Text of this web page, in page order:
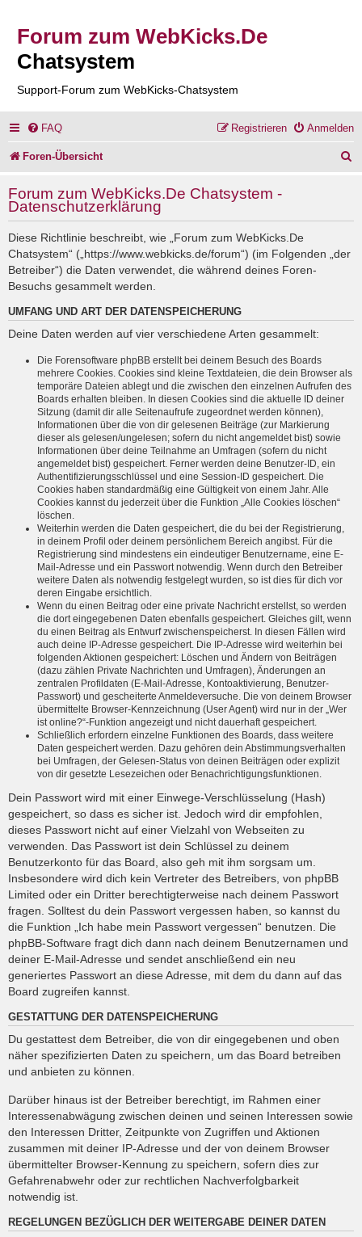
Forum zum WebKicks.De
Chatsystem
Support-Forum zum WebKicks-Chatsystem
FAQ Anmelden
Registrieren
Foren-Übersicht
Forum zum WebKicks.De Chatsystem -
Datenschutzerklärung
Diese Richtlinie beschreibt, wie „Forum zum WebKicks.De
Chatsystem“ („https://www.webkicks.de/forum“) (im Folgenden „der
Betreiber“) die Daten verwendet, die während deines Foren-
Besuchs gesammelt werden.
UMFANG UND ART DER DATENSPEICHERUNG
Deine Daten werden auf vier verschiedene Arten gesammelt:
Die Forensoftware phpBB erstellt bei deinem Besuch des Boards
mehrere Cookies. Cookies sind kleine Textdateien, die dein Browser als
temporäre Dateien ablegt und die zwischen den einzelnen Aufrufen des
Boards erhalten bleiben. In diesen Cookies sind die aktuelle ID deiner
Sitzung (damit dir alle Seitenaufrufe zugeordnet werden können),
Informationen über die von dir gelesenen Beiträge (zur Markierung
dieser als gelesen/ungelesen; sofern du nicht angemeldet bist) sowie
Informationen über deine Teilnahme an Umfragen (sofern du nicht
angemeldet bist) gespeichert. Ferner werden deine Benutzer-ID, ein
Authentifizierungsschlüssel und eine Session-ID gespeichert. Die
Cookies haben standardmäßig eine Gültigkeit von einem Jahr. Alle
Cookies kannst du jederzeit über die Funktion „Alle Cookies löschen“
löschen.
Weiterhin werden die Daten gespeichert, die du bei der Registrierung,
in deinem Profil oder deinem persönlichem Bereich angibst. Für die
Registrierung sind mindestens ein eindeutiger Benutzername, eine E-
Mail-Adresse und ein Passwort notwendig. Wenn durch den Betreiber
weitere Daten als notwendig festgelegt wurden, so ist dies für dich vor
deren Eingabe ersichtlich.
Wenn du einen Beitrag oder eine private Nachricht erstellst, so werden
die dort eingegebenen Daten ebenfalls gespeichert. Gleiches gilt, wenn
du einen Beitrag als Entwurf zwischenspeicherst. In diesen Fällen wird
auch deine IP-Adresse gespeichert. Die IP-Adresse wird weiterhin bei
folgenden Aktionen gespeichert: Löschen und Ändern von Beiträgen
(dazu zählen Private Nachrichten und Umfragen), Änderungen an
zentralen Profildaten (E-Mail-Adresse, Kontoaktivierung, Benutzer-
Passwort) und gescheiterte Anmeldeversuche. Die von deinem Browser
übermittelte Browser-Kennzeichnung (User Agent) wird nur in der „Wer
ist online?“-Funktion angezeigt und nicht dauerhaft gespeichert.
Schließlich erfordern einzelne Funktionen des Boards, dass weitere
Daten gespeichert werden. Dazu gehören dein Abstimmungsverhalten
bei Umfragen, der Gelesen-Status von deinen Beiträgen oder explizit
von dir gesetzte Lesezeichen oder Benachrichtigungsfunktionen.
Dein Passwort wird mit einer Einwege-Verschlüsselung (Hash)
gespeichert, so dass es sicher ist. Jedoch wird dir empfohlen,
dieses Passwort nicht auf einer Vielzahl von Webseiten zu
verwenden. Das Passwort ist dein Schlüssel zu deinem
Benutzerkonto für das Board, also geh mit ihm sorgsam um.
Insbesondere wird dich kein Vertreter des Betreibers, von phpBB
Limited oder ein Dritter berechtigterweise nach deinem Passwort
fragen. Solltest du dein Passwort vergessen haben, so kannst du
die Funktion „Ich habe mein Passwort vergessen“ benutzen. Die
phpBB-Software fragt dich dann nach deinem Benutzernamen und
deiner E-Mail-Adresse und sendet anschließend ein neu
generiertes Passwort an diese Adresse, mit dem du dann auf das
Board zugreifen kannst.
GESTATTUNG DER DATENSPEICHERUNG
Du gestattest dem Betreiber, die von dir eingegebenen und oben
näher spezifizierten Daten zu speichern, um das Board betreiben
und anbieten zu können.
Darüber hinaus ist der Betreiber berechtigt, im Rahmen einer
Interessenabwägung zwischen deinen und seinen Interessen sowie
den Interessen Dritter, Zeitpunkte von Zugriffen und Aktionen
zusammen mit deiner IP-Adresse und der von deinem Browser
übermittelter Browser-Kennung zu speichern, sofern dies zur
Gefahrenabwehr oder zur rechtlichen Nachverfolgbarkeit
notwendig ist.
REGELUNGEN BEZÜGLICH DER WEITERGABE DEINER DATEN